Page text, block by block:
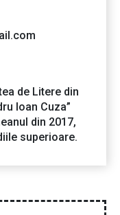
de Litere din
Ioan Cuza”
din 2017,
superioare.